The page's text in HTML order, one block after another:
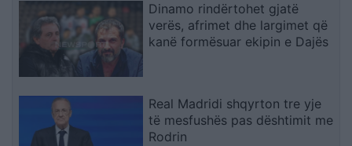
Dinamo rindërtohet gjatë
verës, afrimet dhe largimet që
kanë formësuar ekipin e Dajës
Real Madridi shqyrton tre yje
të mesfushës pas dështimit me
Rodrin